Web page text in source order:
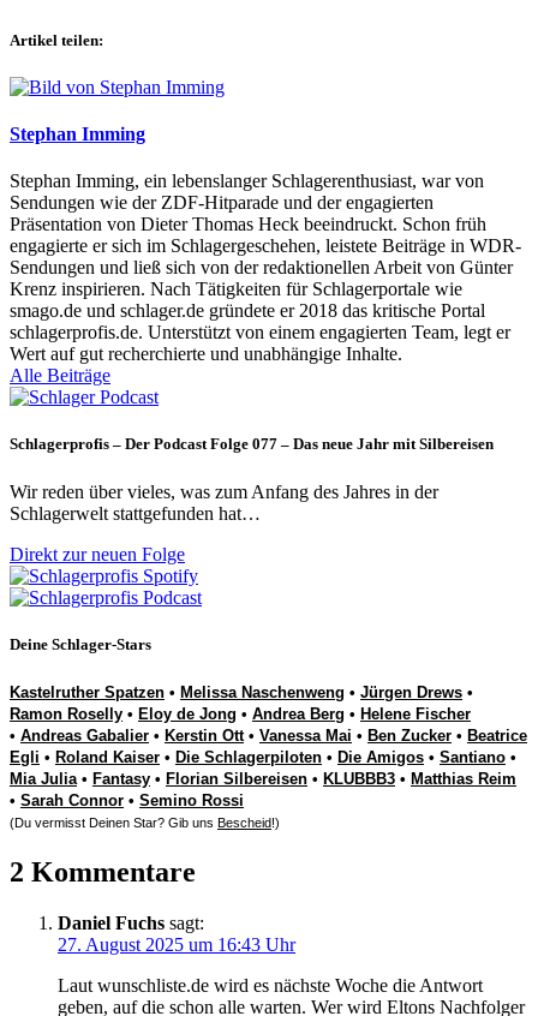
Artikel teilen:
Stephan Imming
Stephan Imming, ein lebenslanger Schlagerenthusiast, war von
Sendungen wie der ZDF-Hitparade und der engagierten
Präsentation von Dieter Thomas Heck beeindruckt. Schon früh
engagierte er sich im Schlagergeschehen, leistete Beiträge in WDR-
Sendungen und ließ sich von der redaktionellen Arbeit von Günter
Krenz inspirieren. Nach Tätigkeiten für Schlagerportale wie
smago.de und schlager.de gründete er 2018 das kritische Portal
schlagerprofis.de. Unterstützt von einem engagierten Team, legt er
Wert auf gut recherchierte und unabhängige Inhalte.
Alle Beiträge
Schlagerprofis – Der Podcast Folge 077 – Das neue Jahr mit Silbereisen
Wir reden über vieles, was zum Anfang des Jahres in der
Schlagerwelt stattgefunden hat…
Direkt zur neuen Folge
Deine Schlager-Stars
Kastelruther Spatzen • Melissa Naschenweng • Jürgen Drews •
Ramon Roselly • Eloy de Jong • Andrea Berg • Helene Fischer
• Andreas Gabalier • Kerstin Ott• Vanessa Mai • Ben Zucker • Beatrice
Egli • Roland Kaiser • Die Schlagerpiloten • Die Amigos • Santiano •
Mia Julia• Fantasy • Florian Silbereisen • KLUBBB3 • Matthias Reim
• Sarah Connor • Semino Rossi
(Du vermisst Deinen Star? Gib uns Bescheid!)
2 Kommentare
Daniel Fuchs sagt:
27. August 2025 um 16:43 Uhr
Laut wunschliste.de wird es nächste Woche die Antwort
geben, auf die schon alle warten. Wer wird Eltons Nachfolger